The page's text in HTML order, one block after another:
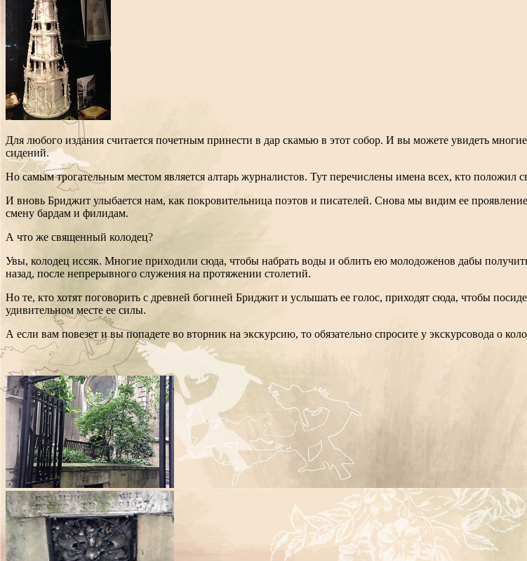
Для любого издания считается почетным принести в дар скамью в этот собор. И вы можете увидеть
сидений.
Но самым трогательным местом является алтарь журналистов. Тут перечислены имена всех, кто положил
И вновь Бриджит улыбается нам, как покровительница поэтов и писателей. Снова мы видим ее
смену бардам и филидам.
А что же священный колодец?
Увы, колодец иссяк. Многие приходили сюда, чтобы набрать воды и облить ею молодоженов дабы
назад, после непрерывного служения на протяжении столетий.
Но те, кто хотят поговорить с древней богиней Бриджит и услышать ее голос, приходят сюда, чтобы
удивительном месте ее силы.
А если вам повезет и вы попадете во вторник на экскурсию, то обязательно спросите у экскурсовода о